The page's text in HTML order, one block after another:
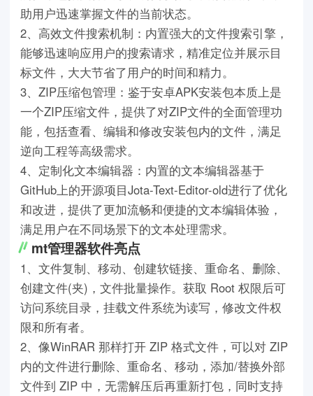
助用户迅速掌握文件的当前状态。
2、高效文件搜索机制：内置强大的文件搜索引擎，
能够迅速响应用户的搜索请求，精准定位并展示目
标文件，大大节省了用户的时间和精力。
3、ZIP压缩包管理：鉴于安卓APK安装包本质上是
一个ZIP压缩文件，提供了对ZIP文件的全面管理功
能，包括查看、编辑和修改安装包内的文件，满足
逆向工程等高级需求。
4、定制化文本编辑器：内置的文本编辑器基于
GitHub上的开源项目Jota-Text-Editor-old进行了优化
和改进，提供了更加流畅和便捷的文本编辑体验，
满足用户在不同场景下的文本处理需求。
mt管理器软件亮点
1、文件复制、移动、创建软链接、重命名、删除、
创建文件(夹)，文件批量操作。获取 Root 权限后可
访问系统目录，挂载文件系统为读写，修改文件权
限和所有者。
2、像WinRAR 那样打开 ZIP 格式文件，可以对 ZIP
内的文件进行删除、重命名、移动，添加/替换外部
文件到 ZIP 中，无需解压后再重新打包，同时支持